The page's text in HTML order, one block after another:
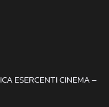
ESERCENTI CINEMA –